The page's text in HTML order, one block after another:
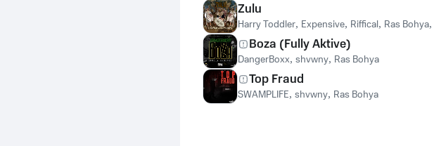
Zulu
Harry Toddler, Expensive, Riffical, Ras Bohya,
Boza (Fully Aktive)
DangerBoxx, shvwny, Ras Bohya
Top Fraud
SWAMPLIFE, shvwny, Ras Bohya